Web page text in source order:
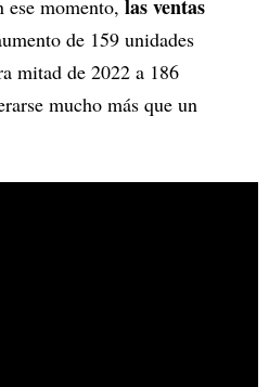
momento, las ventas
de 159 unidades
mitad de 2022 a 186
mucho más que un